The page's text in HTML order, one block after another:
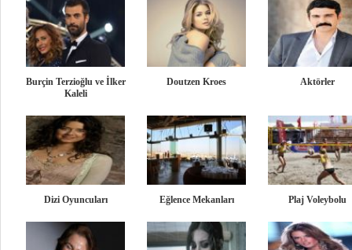
Burçin Terzioğlu ve İlker
Kaleli
Doutzen Kroes Aktörler
Dizi Oyuncuları Eğlence Mekanları Plaj Voleybolu